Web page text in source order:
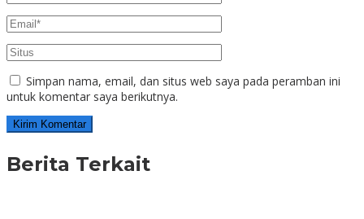
Simpan nama, email, dan situs web saya pada peramban ini
untuk komentar saya berikutnya.
Berita Terkait